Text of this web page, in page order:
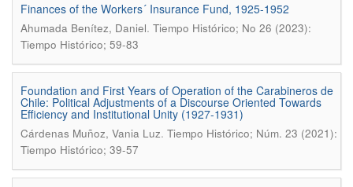
Finances of the Workers´ Insurance Fund, 1925-1952
Ahumada Benítez, Daniel. Tiempo Histórico; No 26 (2023):
Tiempo Histórico; 59-83
Foundation and First Years of Operation of the Carabineros de
Chile: Political Adjustments of a Discourse Oriented Towards
Efficiency and Institutional Unity (1927-1931)
Cárdenas Muñoz, Vania Luz. Tiempo Histórico; Núm. 23 (2021):
Tiempo Histórico; 39-57